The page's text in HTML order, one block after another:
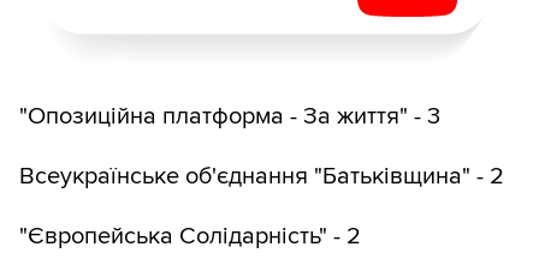
"Опозиційна платформа - За життя" - 3
Всеукраїнське об'єднання "Батьківщина" - 2
"Європейська Солідарність" - 2